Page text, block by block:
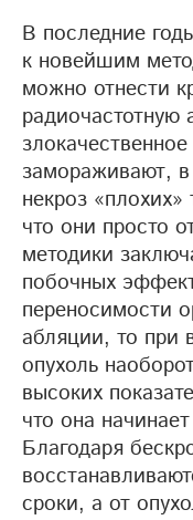
В последние
к новейшим
можно отнести
замораживают, в
некроз
что они просто
методики
побочных
переносимости
абляции, то при
опухоль
высоких
что она
Благодаря
сроки, а от